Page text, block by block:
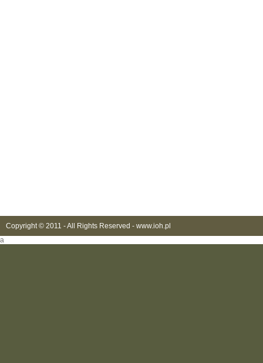
Copyright © 2011 - All Rights Reserved - www.ioh.pl
a